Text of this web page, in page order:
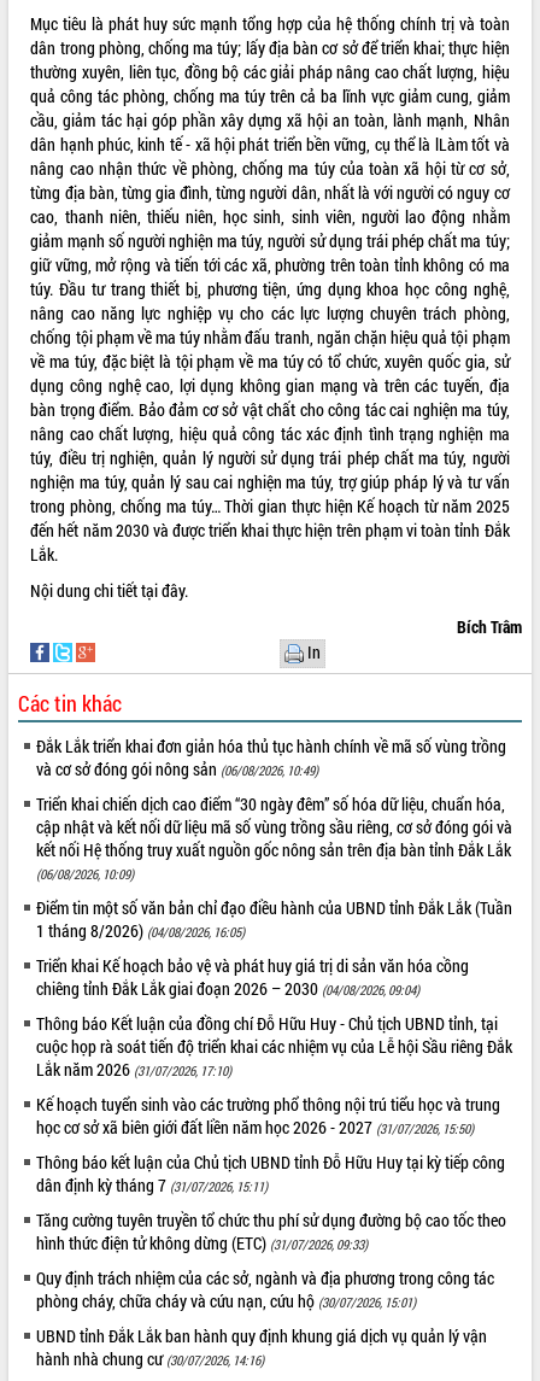
Khám bệnh, cấp phát thuốc miễn phí
và tặng quà người dân xã Cư Pui
Hội nghị UBND tỉnh Đắk Lắk thường kỳ
tháng 7/2026
Lễ truy tặng danh hiệu “Bà Mẹ Việt
Nam Anh hùng” và trao Huân chương
Lao động
UBND tỉnh Đắk Lắk triển khai nhiệm
vụ 6 tháng cuối năm 2026
Kỳ họp thứ Hai, Hội đồng nhân dân
tỉnh khóa XI quyết nghị nhiều nội dung
quan trọng
Bí thư Tỉnh ủy Lương Nguyễn Minh
Triết thăm, tặng quà người có công với
cách mạng
Rà soát, hoàn thiện hệ thống thiết chế
văn hóa, thể thao đáp ứng yêu cầu
phát triển mới
Thường trực HĐND tỉnh Đắk Lắk gặp
mặt Đoàn chuyên gia y tế TP. Hồ Chí
Minh
Lễ truy điệu và an táng hài cốt liệt sĩ
Bàn giải pháp tháo gỡ khó khăn trong
xuất khẩu sầu riêng và triển khai quy
định EUDR
Thứ trưởng Bộ Nông nghiệp và Môi
trường Nguyễn Hoàng Hiệp khảo sát
vùng trồng và doanh nghiệp đóng gói
sầu riêng tại Đắk Lắk
Trình diễn nghệ thuật chế biến các
món ăn từ sầu riêng
Đắk Lắk công bố Quy hoạch và xúc
tiến đầu tư tỉnh
Ngành cá ngừ Đắk Lắk chủ động thích
ứng để giữ vững thị trường xuất khẩu
Diễn đàn Kinh tế tư nhân Việt Nam đột
phá cơ chế - Hợp tác công tư
Đề án 06 tạo bước ngoặt đột phá trong
cải cách hành chính tỉnh Đắk Lắk
Kết nối tour, đẩy mạnh chuyển đổi số
để phát triển du lịch Đắk Lắk
Khởi động Dự án Đầu tư xây dựng hạ
tầng kỹ thuật Cụm công nghiệp Tân
Tiến
Gặp mặt các cơ quan báo chí nhân Kỷ
niệm 101 năm Ngày Báo chí Cách
mạng Việt Nam
Đắk Lắk sơ kết 4 năm triển khai thực
hiện Đề án 06 của Chính phủ
Họp báo thông tin về Hội nghị Công bố
ALBUM ẢNH
LIÊN KẾT WEB
Tất cả: 66043017
Mục tiêu là phát huy sức mạnh tổng hợp của hệ thống chính trị và toàn
dân trong phòng, chống ma túy; lấy địa bàn cơ sở để triển khai; thực hiện
thường xuyên, liên tục, đồng bộ các giải pháp nâng cao chất lượng, hiệu
quả công tác phòng, chống ma túy trên cả ba lĩnh vực giảm cung, giảm
cầu, giảm tác hại góp phần xây dựng xã hội an toàn, lành mạnh, Nhân
dân hạnh phúc, kinh tế - xã hội phát triển bền vững, cụ thể là lLàm tốt và
nâng cao nhận thức về phòng, chống ma túy của toàn xã hội từ cơ sở,
từng địa bàn, từng gia đình, từng người dân, nhất là với người có nguy cơ
cao, thanh niên, thiếu niên, học sinh, sinh viên, người lao động nhằm
giảm mạnh số người nghiện ma túy, người sử dụng trái phép chất ma túy;
giữ vững, mở rộng và tiến tới các xã, phường trên toàn tỉnh không có ma
túy. Đầu tư trang thiết bị, phương tiện, ứng dụng khoa học công nghệ,
nâng cao năng lực nghiệp vụ cho các lực lượng chuyên trách phòng,
chống tội phạm về ma túy nhằm đấu tranh, ngăn chặn hiệu quả tội phạm
về ma túy, đặc biệt là tội phạm về ma túy có tổ chức, xuyên quốc gia, sử
dụng công nghệ cao, lợi dụng không gian mạng và trên các tuyến, địa
bàn trọng điểm. Bảo đảm cơ sở vật chất cho công tác cai nghiện ma túy,
nâng cao chất lượng, hiệu quả công tác xác định tình trạng nghiện ma
túy, điều trị nghiện, quản lý người sử dụng trái phép chất ma túy, người
nghiện ma túy, quản lý sau cai nghiện ma túy, trợ giúp pháp lý và tư vấn
trong phòng, chống ma túy… Thời gian thực hiện Kế hoạch từ năm 2025
đến hết năm 2030 và được triển khai thực hiện trên phạm vi toàn tỉnh Đắk
Lắk.
Nội dung chi tiết tại đây.
Bích Trâm
In
Các tin khác
Đắk Lắk triển khai đơn giản hóa thủ tục hành chính về mã số vùng trồng
và cơ sở đóng gói nông sản (06/08/2026, 10:49)
Triển khai chiến dịch cao điểm “30 ngày đêm” số hóa dữ liệu, chuẩn hóa,
cập nhật và kết nối dữ liệu mã số vùng trồng sầu riêng, cơ sở đóng gói và
kết nối Hệ thống truy xuất nguồn gốc nông sản trên địa bàn tỉnh Đắk Lắk
(06/08/2026, 10:09)
Điểm tin một số văn bản chỉ đạo điều hành của UBND tỉnh Đắk Lắk (Tuần
1 tháng 8/2026) (04/08/2026, 16:05)
Triển khai Kế hoạch bảo vệ và phát huy giá trị di sản văn hóa cồng
chiêng tỉnh Đắk Lắk giai đoạn 2026 – 2030 (04/08/2026, 09:04)
Thông báo Kết luận của đồng chí Đỗ Hữu Huy - Chủ tịch UBND tỉnh, tại
cuộc họp rà soát tiến độ triển khai các nhiệm vụ của Lễ hội Sầu riêng Đắk
Lắk năm 2026 (31/07/2026, 17:10)
Kế hoạch tuyển sinh vào các trường phổ thông nội trú tiểu học và trung
học cơ sở xã biên giới đất liền năm học 2026 - 2027 (31/07/2026, 15:50)
Thông báo kết luận của Chủ tịch UBND tỉnh Đỗ Hữu Huy tại kỳ tiếp công
dân định kỳ tháng 7 (31/07/2026, 15:11)
Tăng cường tuyên truyền tổ chức thu phí sử dụng đường bộ cao tốc theo
hình thức điện tử không dừng (ETC) (31/07/2026, 09:33)
Quy định trách nhiệm của các sở, ngành và địa phương trong công tác
phòng cháy, chữa cháy và cứu nạn, cứu hộ (30/07/2026, 15:01)
UBND tỉnh Đắk Lắk ban hành quy định khung giá dịch vụ quản lý vận
hành nhà chung cư (30/07/2026, 14:16)